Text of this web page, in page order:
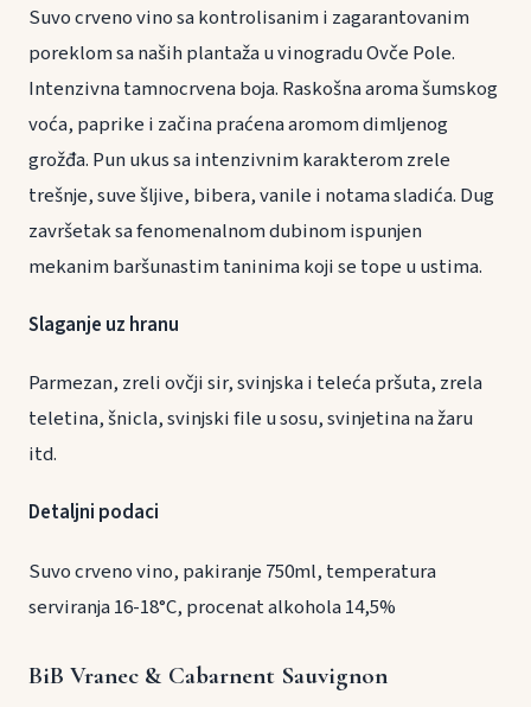
Suvo crveno vino sa kontrolisanim i zagarantovanim
poreklom sa naših plantaža u vinogradu Ovče Pole.
Intenzivna tamnocrvena boja. Raskošna aroma šumskog
voća, paprike i začina praćena aromom dimljenog
grožđa. Pun ukus sa intenzivnim karakterom zrele
trešnje, suve šljive, bibera, vanile i notama sladića. Dug
završetak sa fenomenalnom dubinom ispunjen
mekanim baršunastim taninima koji se tope u ustima.
Slaganje uz hranu
Parmezan, zreli ovčji sir, svinjska i teleća pršuta, zrela
teletina, šnicla, svinjski file u sosu, svinjetina na žaru
itd.
Detaljni podaci
Suvo crveno vino, pakiranje 750ml, temperatura
serviranja 16-18°C, procenat alkohola 14,5%
BiB Vranec & Cabarnent Sauvignon